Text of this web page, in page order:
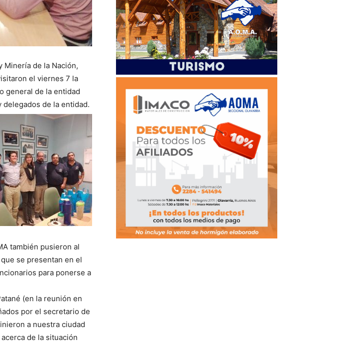
Minería de la Nación,
el viernes 7 la
general de la entidad
de la entidad.
también pusieron al
se presentan en el
para ponerse a
(en la reunión en
por el secretario de
a nuestra ciudad
de la situación